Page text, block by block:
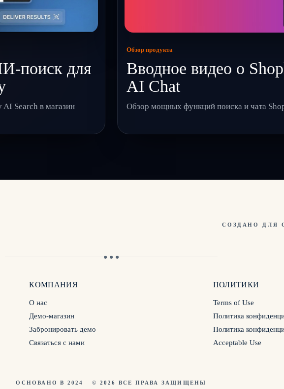
поиск для
Search в магазин
Обзор продукта
Вводное видео о
AI Chat
Обзор мощных функций поиска и чата
СОЗДАНО ДЛЯ
● ● ●
КОМПАНИЯ
О нас
Демо-магазин
Забронировать демо
Связаться с нами
ПОЛИТИКИ
Terms of Use
Политика
Политика
Acceptable Use
ОСНОВАНО В 2024 © 2026 ВСЕ ПРАВА ЗАЩИЩЕНЫ